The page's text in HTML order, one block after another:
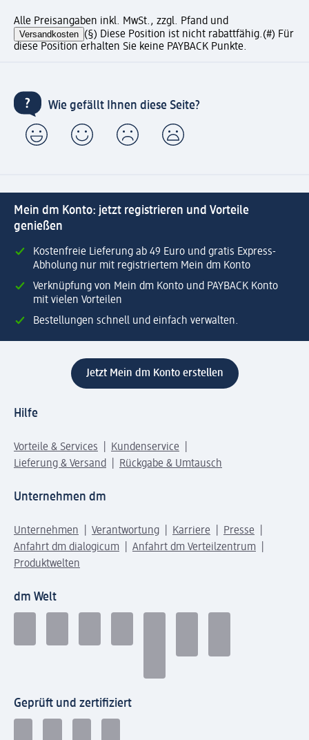
Alle Preisangaben inkl. MwSt., zzgl. Pfand und
Versandkosten (§) Diese Position ist nicht rabattfähig.(#) Für
diese Position erhalten Sie keine PAYBACK Punkte.
Wie gefällt Ihnen diese Seite?
Mein dm Konto: jetzt registrieren und Vorteile
genießen
Kostenfreie Lieferung ab 49 Euro und gratis Express-
Abholung nur mit registriertem Mein dm Konto
Verknüpfung von Mein dm Konto und PAYBACK Konto
mit vielen Vorteilen
Bestellungen schnell und einfach verwalten.
Jetzt Mein dm Konto erstellen
Hilfe
Vorteile & Services
Kundenservice
Lieferung & Versand
Rückgabe & Umtausch
Unternehmen dm
Unternehmen Verantwortung Karriere
Presse
Anfahrt dm dialogicum
Anfahrt dm Verteilzentrum
Produktwelten
dm Welt
Geprüft und zertifiziert